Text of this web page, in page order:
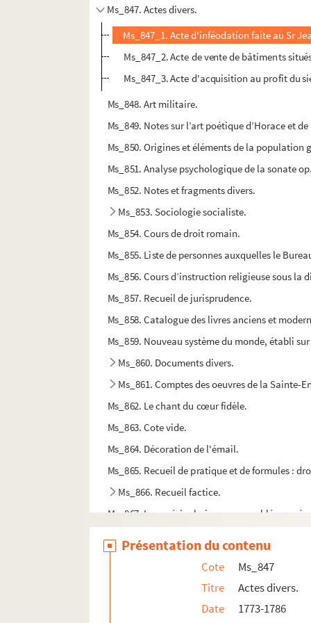
Ms_847. Actes divers.
Ms_847_1. Acte d'inféodation faite au Sr
Ms_847_2. Acte de vente de bâtiments
Ms_847_3. Acte d'acquisition au profit du
Ms_848. Art militaire.
Ms_849. Notes sur l’art poétique d’Horace et
Ms_850. Origines et éléments de la population
Ms_851. Analyse psychologique de la sonate
Ms_852. Notes et fragments divers.
Ms_853. Sociologie socialiste.
Ms_854. Cours de droit romain.
Ms_855. Liste de personnes auxquelles le
Ms_856. Cours d’instruction religieuse sous la
Ms_857. Recueil de jurisprudence.
Ms_858. Catalogue des livres anciens et
Ms_859. Nouveau système du monde, établi
Ms_860. Documents divers.
Ms_861. Comptes des oeuvres de la Sainte-
Ms_862. Le chant du cœur fidèle.
Ms_863. Cote vide.
Ms_864. Décoration de l'émail.
Ms_865. Recueil de pratique et de formules :
Ms_866. Recueil factice.
Ms_867. Les poésies lyriques rassemblées ou
Ms_869. Cours d’arithmétique, 1880-1881 :
Présentation du contenu
Cote
Ms_847
Titre
Actes divers.
Date
1773-1786